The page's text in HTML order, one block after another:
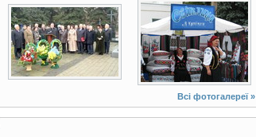
13 фото
1 фото
Всі фотогалереї »